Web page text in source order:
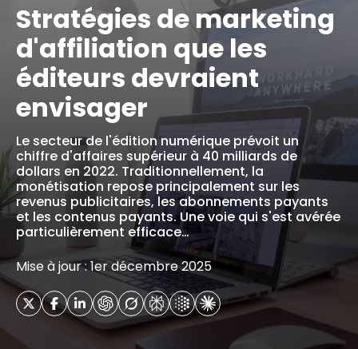
Stratégies de marketing
d'affiliation que les
éditeurs devraient
envisager
Le secteur de l'édition numérique prévoit un
chiffre d'affaires supérieur à 40 milliards de
dollars en 2022. Traditionnellement, la
monétisation repose principalement sur les
revenus publicitaires, les abonnements payants
et les contenus payants. Une voie qui s'est avérée
particulièrement efficace…
Mise à jour : 1er décembre 2025